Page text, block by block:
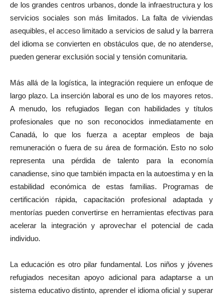
de los grandes centros urbanos, donde la infraestructura y los
servicios sociales son más limitados. La falta de viviendas
asequibles, el acceso limitado a servicios de salud y la barrera
del idioma se convierten en obstáculos que, de no atenderse,
pueden generar exclusión social y tensión comunitaria.
Más allá de la logística, la integración requiere un enfoque de
largo plazo. La inserción laboral es uno de los mayores retos.
A menudo, los refugiados llegan con habilidades y títulos
profesionales que no son reconocidos inmediatamente en
Canadá, lo que los fuerza a aceptar empleos de baja
remuneración o fuera de su área de formación. Esto no solo
representa una pérdida de talento para la economía
canadiense, sino que también impacta en la autoestima y en la
estabilidad económica de estas familias. Programas de
certificación rápida, capacitación profesional adaptada y
mentorías pueden convertirse en herramientas efectivas para
acelerar la integración y aprovechar el potencial de cada
individuo.
La educación es otro pilar fundamental. Los niños y jóvenes
refugiados necesitan apoyo adicional para adaptarse a un
sistema educativo distinto, aprender el idioma oficial y superar